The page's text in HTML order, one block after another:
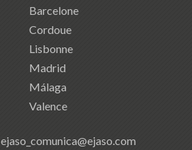
Barcelone
Cordoue
Lisbonne
Madrid
Málaga
Valence
ejaso_comunica@ejaso.com